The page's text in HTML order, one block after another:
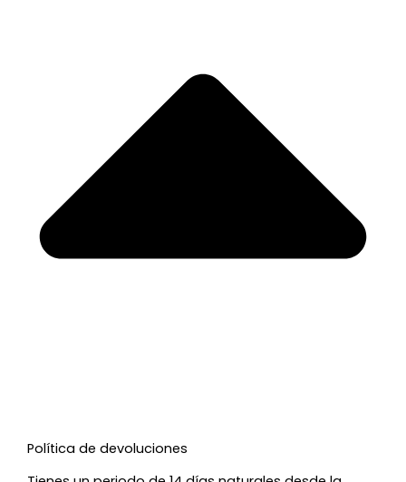
Política de devoluciones